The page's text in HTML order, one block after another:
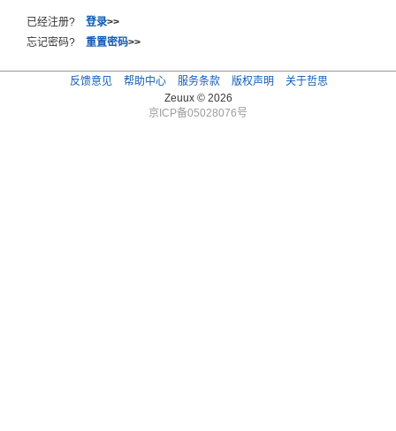
已经注册? 登录>>
忘记密码? 重置密码>>
反馈意见 帮助中心 服务条款 版权声明
关于哲思
Zeuux © 2026
京ICP备05028076号